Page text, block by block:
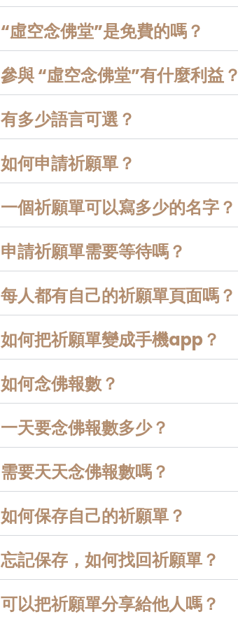
“虛空念佛堂”是免費的嗎？
參與 “虛空念佛堂”有什麼利益？
有多少語言可選？
如何申請祈願單？
一個祈願單可以寫多少的名字？
申請祈願單需要等待嗎？
每人都有自己的祈願單頁面嗎？
如何把祈願單變成手機app？
如何念佛報數？
一天要念佛報數多少？
需要天天念佛報數嗎？
如何保存自己的祈願單？
忘記保存，如何找回祈願單？
可以把祈願單分享給他人嗎？